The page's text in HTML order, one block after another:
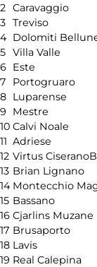
2 Caravaggio
3 Treviso
4 Dolomiti
5 Villa Valle
6 Este
7
Portogruaro
8 Luparense
9
Mestre
10 Calvi Noale
11 Adriese
12 Virtus
13 Brian Lignano
14 Montecchio
15 Bassano
16 Cjarlins Muzane
17 Brusaporto
18 Lavis
19 Real Calepina